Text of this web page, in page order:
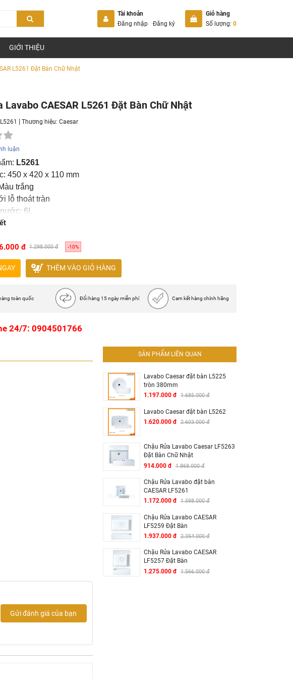
Tài khoản
Đăng nhập
Đăng ký
Giỏ hàng
Số lượng: 0
GIỚI THIỆU
L5261 Đặt Bàn Chữ Nhật
Lavabo CAESAR L5261 Đặt Bàn Chữ Nhật
|Thương hiệu:Caesar
luận
L5261
450 x 420 x 110 mm
trắng
lỗ thoát tràn
6L
cao cấp, chống bám bẩn
đ 1.298.000 đ -10%
THÊM VÀO GIỎ HÀNG
toàn quốc Đổi hàng 15 ngày miễn phí Cam kết hàng chính hãng
24/7: 0904501766
Gửi đánh giá của bạn
SẢN PHẨM LIÊN QUAN
Lavabo Caesar đặt bàn L5225
tròn 380mm
1.197.000 đ 1.685.000 đ
Lavabo Caesar đặt bàn L5262
1.620.000 đ 2.603.000 đ
Chậu Rửa Lavabo Caesar LF5263
Đặt Bàn Chữ Nhật
914.000 đ 1.868.000 đ
Chậu Rửa Lavabo đặt bàn
CAESAR LF5261
1.172.000 đ 1.598.000 đ
Chậu Rửa Lavabo CAESAR
LF5259 Đặt Bàn
1.937.000 đ 2.354.000 đ
Chậu Rửa Lavabo CAESAR
LF5257 Đặt Bàn
1.275.000 đ 1.566.000 đ